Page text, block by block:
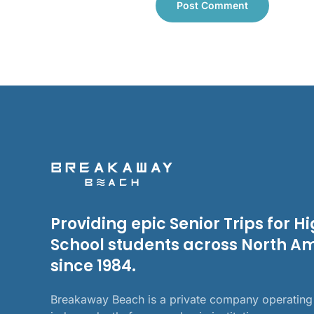
Post Comment
Providing epic Senior Trips for
School students across North
since 1984.
Breakaway Beach is a private company operating